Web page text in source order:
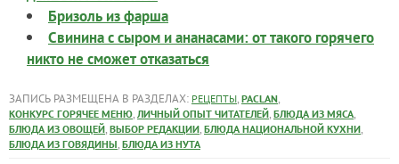
Бризоль из фарша
Свинина с сыром и ананасами: от такого горячего
никто не сможет отказаться
ЗАПИСЬ РАЗМЕЩЕНА В РАЗДЕЛАХ: РЕЦЕПТЫ, PACLAN,
КОНКУРС ГОРЯЧЕЕ МЕНЮ, ЛИЧНЫЙ ОПЫТ ЧИТАТЕЛЕЙ, БЛЮДА ИЗ МЯСА,
БЛЮДА ИЗ ОВОЩЕЙ, ВЫБОР РЕДАКЦИИ, БЛЮДА НАЦИОНАЛЬНОЙ КУХНИ,
БЛЮДА ИЗ ГОВЯДИНЫ, БЛЮДА ИЗ НУТА